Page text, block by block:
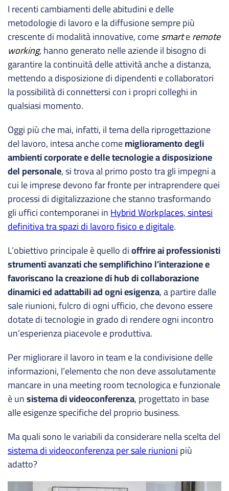
I recenti cambiamenti delle abitudini e delle
metodologie di lavoro e la diffusione sempre più
crescente di modalità innovative, comesmarteremote
working, hanno generato nelle aziende il bisogno di
garantire la continuità delle attività anche a distanza,
mettendo a disposizione di dipendenti e collaboratori
la possibilità di connettersi con i propri colleghi in
qualsiasi momento.
Oggi più che mai, infatti, il tema della riprogettazione
del lavoro, intesa anche comemiglioramento degli
ambienti corporate e delle tecnologie a disposizione
del personale, si trova al primo posto tra gli impegni a
cui le imprese devono far fronte per intraprendere quei
processi di digitalizzazione che stanno trasformando
gli uffici contemporanei inHybrid Workplaces, sintesi
definitiva tra spazi di lavoro fisico e digitale.
L’obiettivo principale è quello dioffrire ai professionisti
strumenti avanzati che semplifichino l’interazione e
favoriscano la creazione di hub di collaborazione
dinamici ed adattabili ad ogni esigenza, a partire dalle
sale riunioni, fulcro di ogni ufficio, che devono essere
dotate di tecnologie in grado di rendere ogni incontro
un’esperienza piacevole e produttiva.
Per migliorare il lavoro in team e la condivisione delle
informazioni, l’elemento che non deve assolutamente
mancare in una meeting room tecnologica e funzionale
è unsistema di videoconferenza, progettato in base
alle esigenze specifiche del proprio business.
Ma quali sono le variabili da considerare nella scelta del
sistema di videoconferenza per sale riunionipiù
adatto?